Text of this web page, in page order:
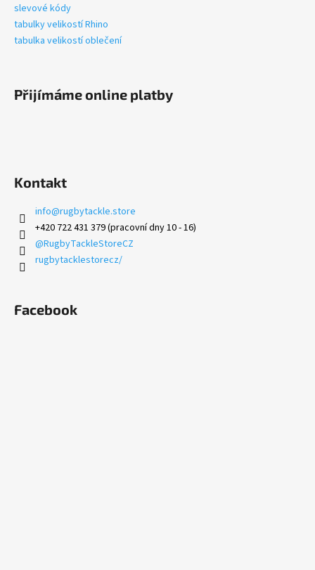
slevové kódy
tabulky velikostí Rhino
tabulka velikostí oblečení
Přijímáme online platby
Kontakt
info@rugbytackle.store
+420 722 431 379 (pracovní dny 10 - 16)
@RugbyTackleStoreCZ
rugbytacklestorecz/
Facebook